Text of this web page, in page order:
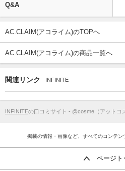
Q&A
AC.CLAIM(アコライム)のTOPへ
AC.CLAIM(アコライム)の商品一覧へ
関連リンク INFINITE
INFINITEの口コミサイト - @cosme（アットコ
掲載の情報・画像など、すべてのコンテン
ページト